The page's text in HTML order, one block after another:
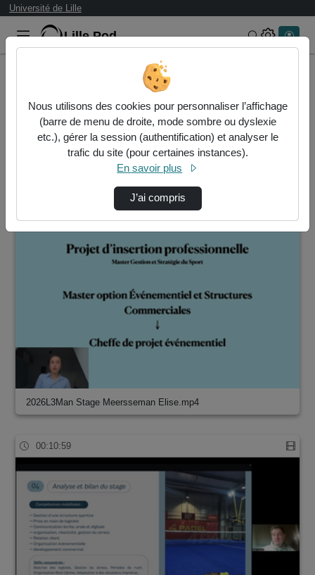
Université de Lille
Lille.Pod Rechercher
8 vidéos trouvées
Vidéo Statistiques de vues
2026L3Man Stage Meersseman Elise.mp4
00:10:59
Nous utilisons des cookies pour personnaliser l’affichage
(barre de menu de droite, mode sombre ou dyslexie
etc.), gérer la session (authentification) et analyser le
trafic du site (pour certaines instances).
En savoir plus
J’ai compris